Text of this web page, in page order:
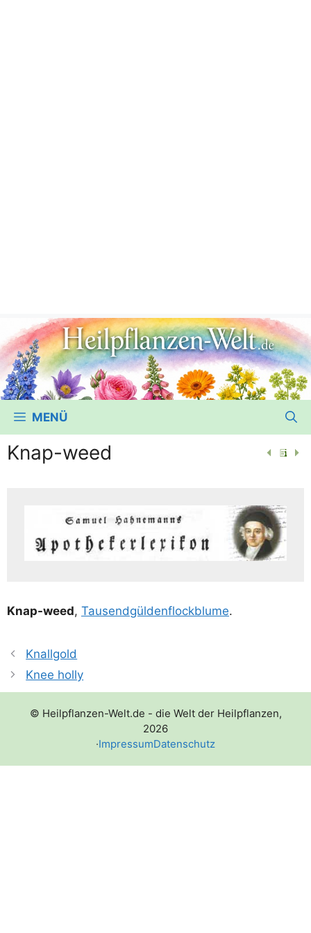
MENÜ
Knap-weed
Knap-weed, Tau­send­gül­den­flock­blu­me.
Knallgold
Knee holly
© Heilpflanzen-Welt.de - die Welt der Heilpflanzen,
2026
·ImpressumDatenschutz